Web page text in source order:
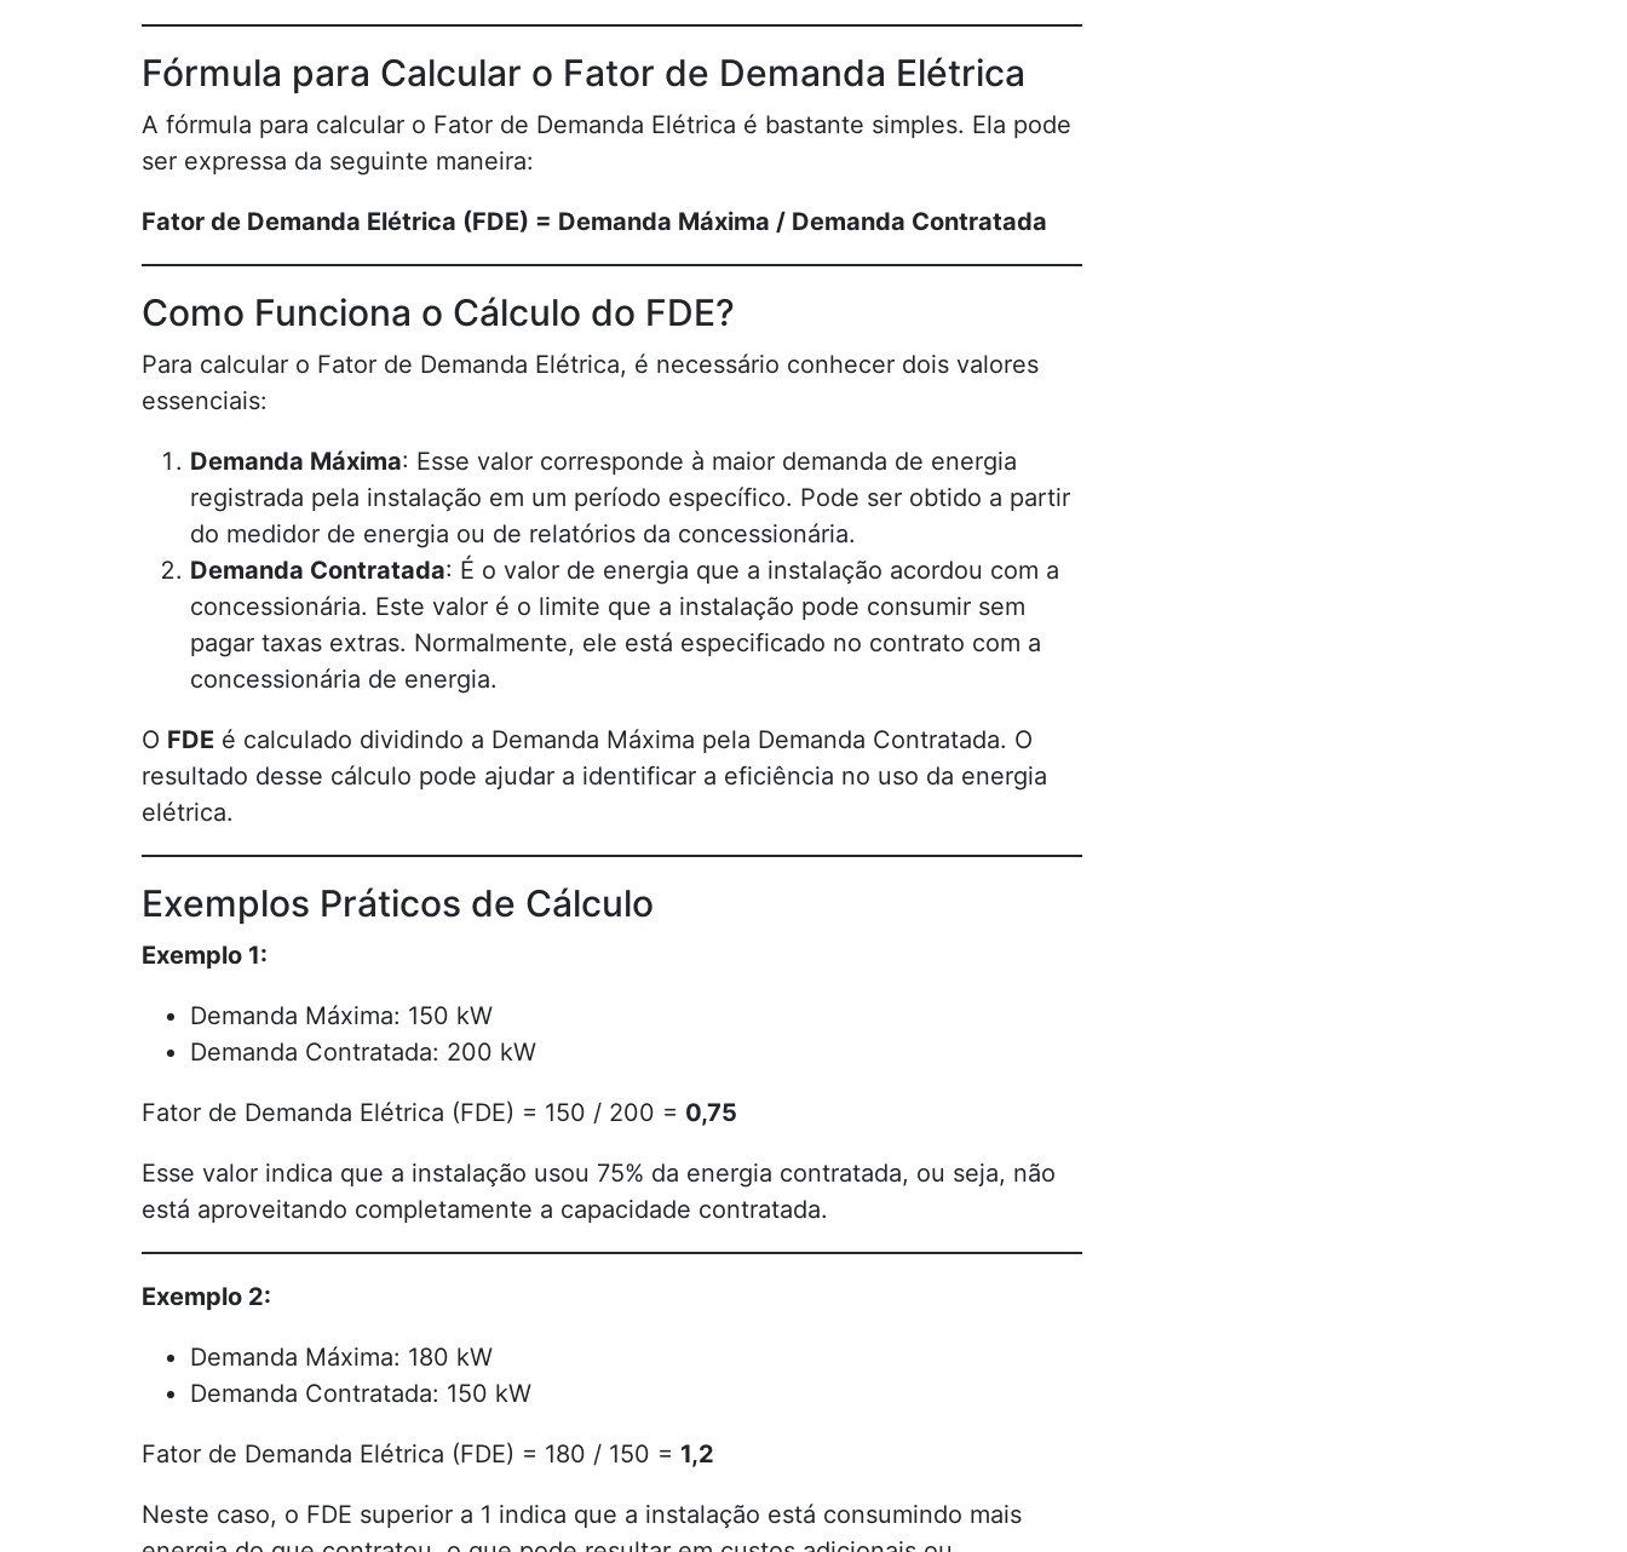
Fórmula para Calcular o Fator de Demanda Elétrica
A fórmula para calcular o Fator de Demanda Elétrica é bastante simples. Ela pode
ser expressa da seguinte maneira:
Fator de Demanda Elétrica (FDE) = Demanda Máxima / Demanda Contratada
Como Funciona o Cálculo do FDE?
Para calcular o Fator de Demanda Elétrica, é necessário conhecer dois valores
essenciais:
Demanda Máxima: Esse valor corresponde à maior demanda de energia
registrada pela instalação em um período específico. Pode ser obtido a partir
do medidor de energia ou de relatórios da concessionária.
Demanda Contratada: É o valor de energia que a instalação acordou com a
concessionária. Este valor é o limite que a instalação pode consumir sem
pagar taxas extras. Normalmente, ele está especificado no contrato com a
concessionária de energia.
O FDE é calculado dividindo a Demanda Máxima pela Demanda Contratada. O
resultado desse cálculo pode ajudar a identificar a eficiência no uso da energia
elétrica.
Exemplos Práticos de Cálculo
Exemplo 1:
Demanda Máxima: 150 kW
Demanda Contratada: 200 kW
Fator de Demanda Elétrica (FDE) = 150 / 200 = 0,75
Esse valor indica que a instalação usou 75% da energia contratada, ou seja, não
está aproveitando completamente a capacidade contratada.
Exemplo 2:
Demanda Máxima: 180 kW
Demanda Contratada: 150 kW
Fator de Demanda Elétrica (FDE) = 180 / 150 = 1,2
Neste caso, o FDE superior a 1 indica que a instalação está consumindo mais